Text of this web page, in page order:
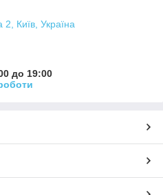
Київ, Україна
до 19:00